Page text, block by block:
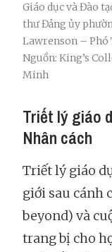
Giáo dục và Đào
thư Đảng ủy
Lawrenson – Phó
Nguồn: King’s
Minh
Triết lý giáo
Nhân cách
Triết lý giáo
giới sau cánh
beyond) và
trang bị cho